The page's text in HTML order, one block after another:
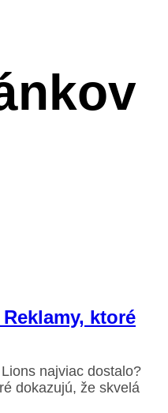
ktoré
najviac dostalo?
dokazujú, že skvelá